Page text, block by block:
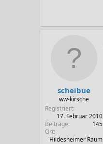
scheibue
ww-kirsche
Registriert
17. Februar 2010
Beiträge
145
Ort
Hildesheimer Raum